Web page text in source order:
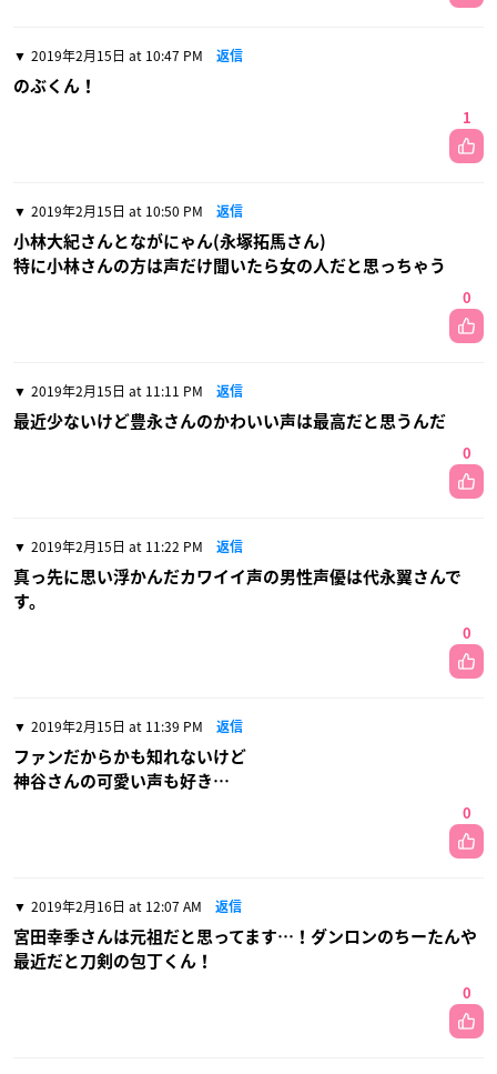
2019年2月15日 at 10:47 PM 返信
のぶくん！
1
2019年2月15日 at 10:50 PM 返信
小林大紀さんとながにゃん(永塚拓馬さん)
特に小林さんの方は声だけ聞いたら女の人だと思っちゃう
0
2019年2月15日 at 11:11 PM 返信
最近少ないけど豊永さんのかわいい声は最高だと思うんだ
0
2019年2月15日 at 11:22 PM 返信
真っ先に思い浮かんだカワイイ声の男性声優は代永翼さんで
す。
0
2019年2月15日 at 11:39 PM 返信
ファンだからかも知れないけど
神谷さんの可愛い声も好き…
0
2019年2月16日 at 12:07 AM 返信
宮田幸季さんは元祖だと思ってます…！ダンロンのちーたんや
最近だと刀剣の包丁くん！
0